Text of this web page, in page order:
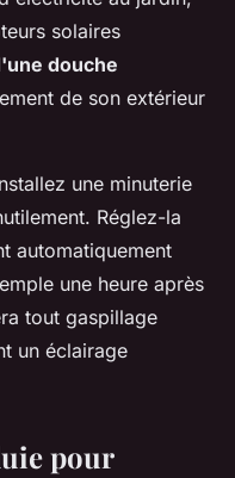
solaires
douche
de son extérieur
une minuterie
Réglez-la
automatiquement
une heure après
tout gaspillage
un éclairage
pour